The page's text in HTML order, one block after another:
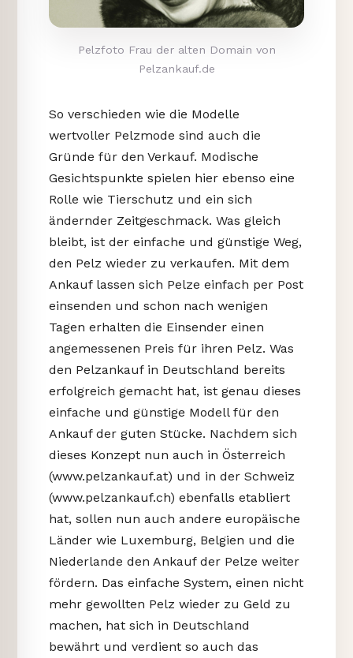
Pelzfoto Frau der alten Domain von
Pelzankauf.de
So verschieden wie die Modelle
wertvoller Pelzmode sind auch die
Gründe für den Verkauf. Modische
Gesichtspunkte spielen hier ebenso eine
Rolle wie Tierschutz und ein sich
ändernder Zeitgeschmack. Was gleich
bleibt, ist der einfache und günstige Weg,
den Pelz wieder zu verkaufen. Mit dem
Ankauf lassen sich Pelze einfach per Post
einsenden und schon nach wenigen
Tagen erhalten die Einsender einen
angemessenen Preis für ihren Pelz. Was
den Pelzankauf in Deutschland bereits
erfolgreich gemacht hat, ist genau dieses
einfache und günstige Modell für den
Ankauf der guten Stücke. Nachdem sich
dieses Konzept nun auch in Österreich
(www.pelzankauf.at) und in der Schweiz
(www.pelzankauf.ch) ebenfalls etabliert
hat, sollen nun auch andere europäische
Länder wie Luxemburg, Belgien und die
Niederlande den Ankauf der Pelze weiter
fördern. Das einfache System, einen nicht
mehr gewollten Pelz wieder zu Geld zu
machen, hat sich in Deutschland
bewährt und verdient so auch das